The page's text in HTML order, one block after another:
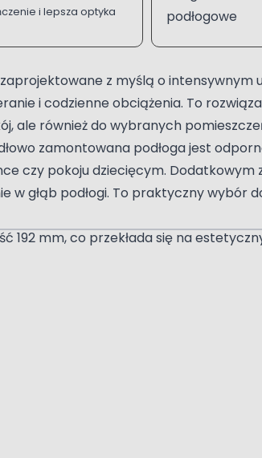
i lepsza optyka
z myślą o
i codzienne obciążenia. To
ale również do wybranych
zamontowana podłoga jest
czy pokoju dziecięcym.
w głąb podłogi. To praktyczny wybór
192 mm, co przekłada się na
ułatwia codzienną pielęgnację.